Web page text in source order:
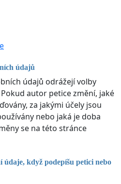
údajů
údajů odrážejí volby
autor petice změní, jaké
za jakými účely jsou
nebo jaká je doba
se na této stránce
údaje, když podepíšu petici nebo